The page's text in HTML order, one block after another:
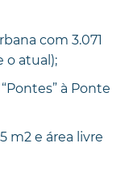
com 3.071
o atual);
à Ponte
e área livre